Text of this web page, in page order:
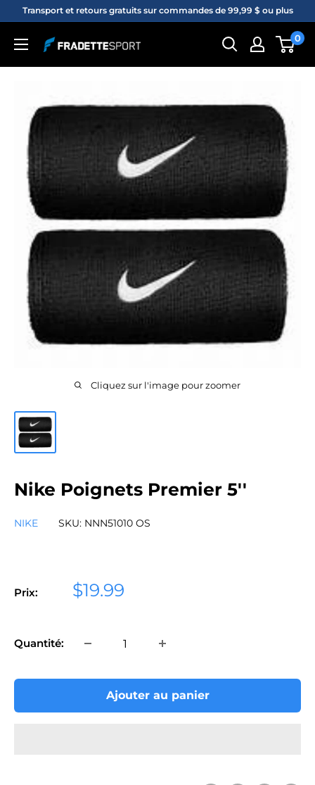
Passer
contenu
Transport et retours gratuits sur commandes de 99,99 $ ou plus
Fradette
sport
0
Cliquez sur l'image pour zoomer
Nike Poignets Premier 5''
NIKE SKU: NNN51010 OS
Prix:
Prix
$19.99
Quantité:
Ajouter au panier